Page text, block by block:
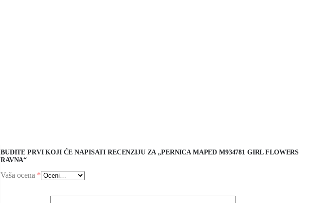
BUDITE PRVI KOJI ĆE NAPISATI RECENZIJU ZA „PERNICA MAPED M934781 GIRL FLOWERS
RAVNA“
Vaša ocena *